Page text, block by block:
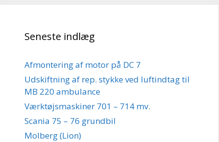
Seneste indlæg
Afmontering af motor på DC 7
Udskiftning af rep. stykke ved luftindtag til
MB 220 ambulance
Værktøjsmaskiner 701 – 714 mv.
Scania 75 – 76 grundbil
Molberg (Lion)